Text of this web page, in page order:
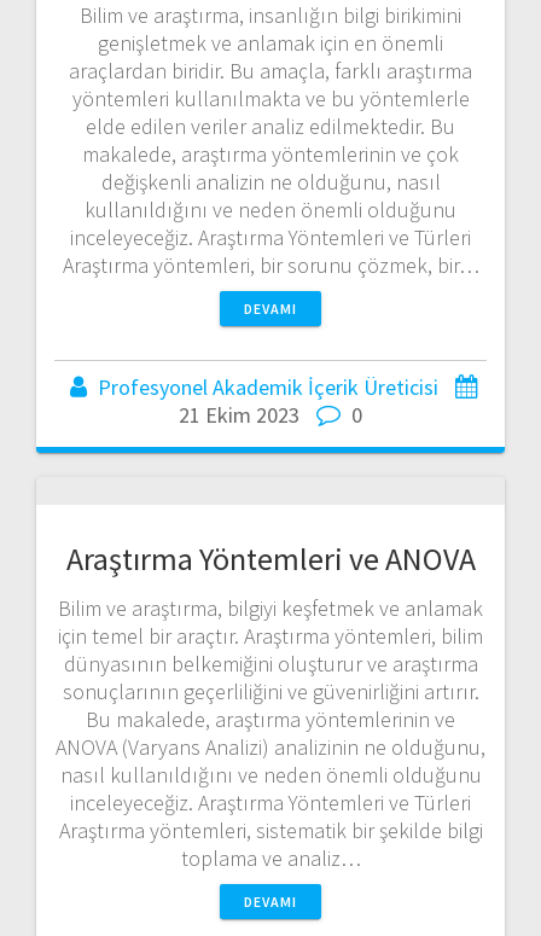
Bilim ve araştırma, insanlığın bilgi birikimini
genişletmek ve anlamak için en önemli
araçlardan biridir. Bu amaçla, farklı araştırma
yöntemleri kullanılmakta ve bu yöntemlerle
elde edilen veriler analiz edilmektedir. Bu
makalede, araştırma yöntemlerinin ve çok
değişkenli analizin ne olduğunu, nasıl
kullanıldığını ve neden önemli olduğunu
inceleyeceğiz. Araştırma Yöntemleri ve Türleri
Araştırma yöntemleri, bir sorunu çözmek, bir…
DEVAMI
Profesyonel Akademik İçerik Üreticisi
21 Ekim 2023
0
Araştırma Yöntemleri ve ANOVA
Bilim ve araştırma, bilgiyi keşfetmek ve anlamak
için temel bir araçtır. Araştırma yöntemleri, bilim
dünyasının belkemiğini oluşturur ve araştırma
sonuçlarının geçerliliğini ve güvenirliğini artırır.
Bu makalede, araştırma yöntemlerinin ve
ANOVA (Varyans Analizi) analizinin ne olduğunu,
nasıl kullanıldığını ve neden önemli olduğunu
inceleyeceğiz. Araştırma Yöntemleri ve Türleri
Araştırma yöntemleri, sistematik bir şekilde bilgi
toplama ve analiz…
DEVAMI